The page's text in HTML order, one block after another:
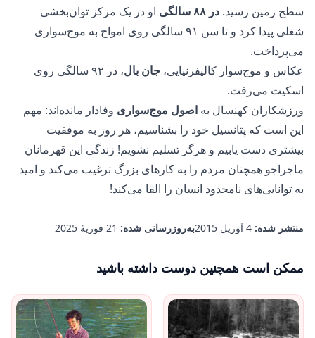
سطح زمین رسید. در ۸۸ سالگی
او در یک مرکز توان‌بخشی
شغلی پیدا کرد و تا سن ۹۱ سالگی روی امواج به موج‌سواری
می‌پرداخت.
عکاس و موج‌سوار کالیفرنیایی، جان بال
، در ۹۲ سالگی روی
اسکیت می‌رفت.
ورزشکاران کهنسال به اصول موج‌سواری وفادار مانده‌اند: مهم
این است که پتانسیل خود را بشناسیم، هر روز به موفقیت
بیشتری دست یابیم و هرگز تسلیم نشویم! زندگی این قهرمانان
ماجراجو همچنان مردم را به کارهای بزرگ ترغیب می‌کند و امید
به توانایی‌های نامحدود انسان را القا می‌کند!
منتشر شده: 4 آوریل 2015 به‌روزرسانی شده: 21 فوریهٔ 2025
ممکن است همچنین دوست داشته باشید